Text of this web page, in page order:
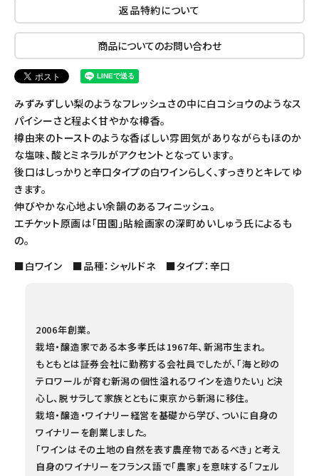
返品特約について
商品についてのお問い合わせ
みずみずしい梨のようなフレッシュさの中に白コショウのようなス
パイシーさと程よく甘やかな樽香。
樽由来のトーストのような香ばしい雰囲気がありながらもほのか
な塩味、酸とミネラルがアクセントとなっています。
後口はしっかりと辛口タイプの白ワインらしく、すっきりとキレてゆ
きます。
伸びやかな心地よい余韻のあるフィニッシュ。
エチケット原画は「田園」貼絵画家の深町めいしゅう氏によるも
の。
■白ワイン ■品種：シャルドネ ■タイプ：辛口
2006年創業。
栽培・醸造家である本多孝氏は1967年、新潟市生まれ。
もともとは証券会社に勤務する会社員でしたが、「海と砂の
テロワールが育む新潟の個性溢れるワインを造りたい」と決
心し、脱サラして家族とともに東京から新潟に移住。
栽培・醸造・ワイナリー経営を基礎から学び、ついに自身の
ワイナリーを創業しました。
「ワインはその土地の自然を表す農産物であるべき」と考え
自身のワイナリーをフランス語で「農家」を意味する「フェル